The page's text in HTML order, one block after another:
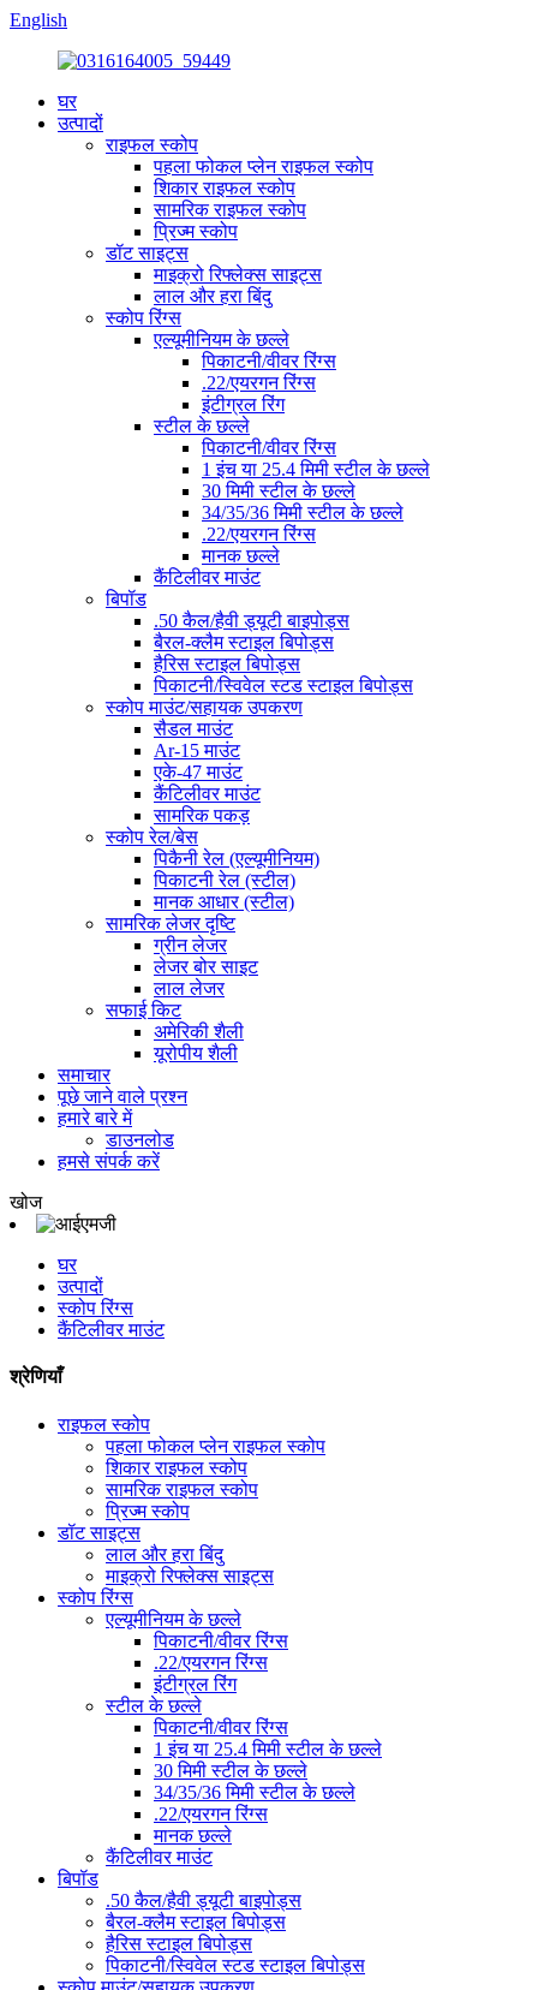
English
घर
उत्पादों
राइफल स्कोप
पहला फोकल प्लेन राइफल स्कोप
शिकार राइफल स्कोप
सामरिक राइफल स्कोप
प्रिज्म स्कोप
डॉट साइट्स
माइक्रो रिफ्लेक्स साइट्स
लाल और हरा बिंदु
स्कोप रिंग्स
एल्यूमीनियम के छल्ले
पिकाटनी/वीवर रिंग्स
.22/एयरगन रिंग्स
इंटीग्रल रिंग
स्टील के छल्ले
पिकाटनी/वीवर रिंग्स
1 इंच या 25.4 मिमी स्टील के छल्ले
30 मिमी स्टील के छल्ले
34/35/36 मिमी स्टील के छल्ले
.22/एयरगन रिंग्स
मानक छल्ले
कैंटिलीवर माउंट
बिपॉड
.50 कैल/हैवी ड्यूटी बाइपोड्स
बैरल-क्लैम स्टाइल बिपोड्स
हैरिस स्टाइल बिपोड्स
पिकाटनी/स्विवेल स्टड स्टाइल बिपोड्स
स्कोप माउंट/सहायक उपकरण
सैडल माउंट
Ar-15 माउंट
एके-47 माउंट
कैंटिलीवर माउंट
सामरिक पकड़
स्कोप रेल/बेस
पिकैनी रेल (एल्यूमीनियम)
पिकाटनी रेल (स्टील)
मानक आधार (स्टील)
सामरिक लेजर दृष्टि
ग्रीन लेजर
लेजर बोर साइट
लाल लेजर
सफाई किट
अमेरिकी शैली
यूरोपीय शैली
समाचार
पूछे जाने वाले प्रश्न
हमारे बारे में
डाउनलोड
हमसे संपर्क करें
खोज
घर
उत्पादों
स्कोप रिंग्स
कैंटिलीवर माउंट
श्रेणियाँ
राइफल स्कोप
पहला फोकल प्लेन राइफल स्कोप
शिकार राइफल स्कोप
सामरिक राइफल स्कोप
प्रिज्म स्कोप
डॉट साइट्स
लाल और हरा बिंदु
माइक्रो रिफ्लेक्स साइट्स
स्कोप रिंग्स
एल्यूमीनियम के छल्ले
पिकाटनी/वीवर रिंग्स
.22/एयरगन रिंग्स
इंटीग्रल रिंग
स्टील के छल्ले
पिकाटनी/वीवर रिंग्स
1 इंच या 25.4 मिमी स्टील के छल्ले
30 मिमी स्टील के छल्ले
34/35/36 मिमी स्टील के छल्ले
.22/एयरगन रिंग्स
मानक छल्ले
कैंटिलीवर माउंट
बिपॉड
.50 कैल/हैवी ड्यूटी बाइपोड्स
बैरल-क्लैम स्टाइल बिपोड्स
हैरिस स्टाइल बिपोड्स
पिकाटनी/स्विवेल स्टड स्टाइल बिपोड्स